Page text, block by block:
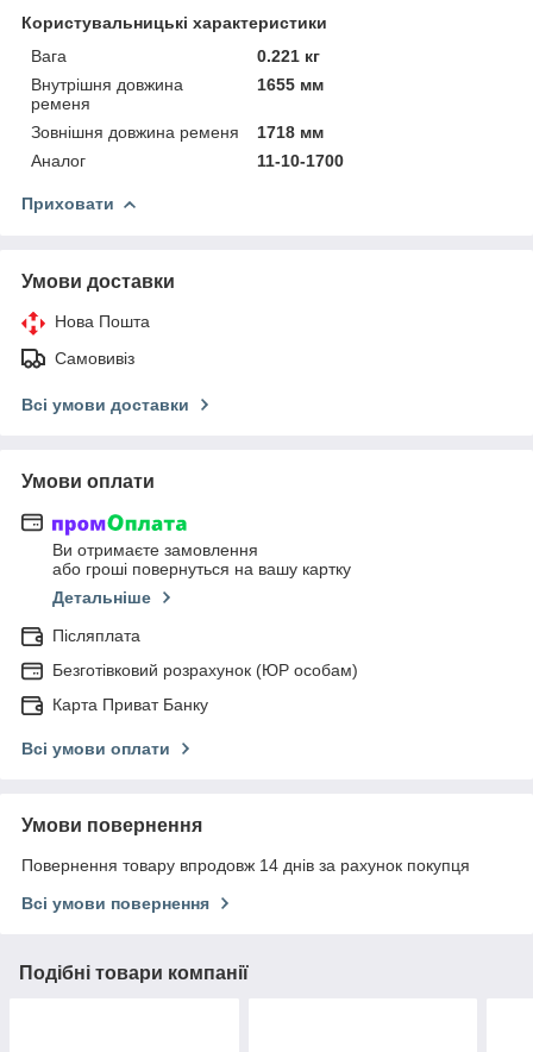
Користувальницькі характеристики
Вага
0.221 кг
Внутрішня довжина
ременя
1655 мм
Зовнішня довжина ременя
1718 мм
Аналог
11-10-1700
Приховати
Умови доставки
Нова Пошта
Самовивіз
Всі умови доставки
Умови оплати
Ви отримаєте замовлення
або гроші повернуться на вашу картку
Детальніше
Післяплата
Безготівковий розрахунок (ЮР особам)
Карта Приват Банку
Всі умови оплати
Умови повернення
Повернення товару впродовж 14 днів за рахунок покупця
Всі умови повернення
Подібні товари компанії